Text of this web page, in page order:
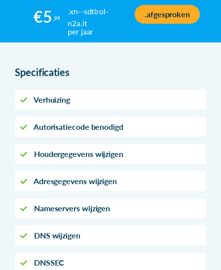
€5 ,99
.xn--sdtirol-
n2a.it
per jaar
.afgesproken
Specificaties
Verhuizing
Autorisatiecode benodigd
Houdergegevens wijzigen
Adresgegevens wijzigen
Nameservers wijzigen
DNS wijzigen
DNSSEC